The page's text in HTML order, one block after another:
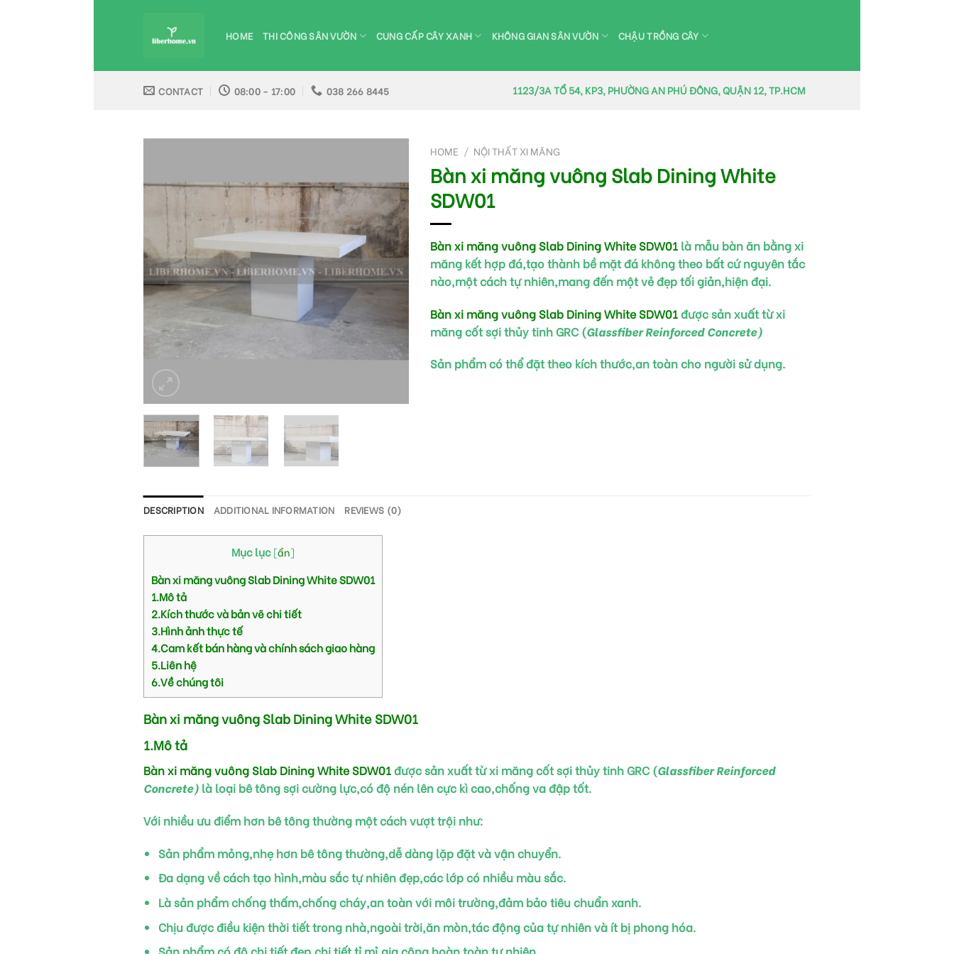
HOME THI CÔNG SÂN VƯỜN CUNG CẤP CÂY XANH KHÔNG GIAN SÂN VƯỜN CHẬU TRỒNG CÂY
CONTACT 08:00 - 17:00 038 266 8445 1123/3A TỔ 54, KP3, PHƯỜNG AN PHÚ ĐÔNG, QUẬN 12, TP.HCM
HOME / NỘI THẤT XI MĂNG
Bàn xi măng vuông Slab Dining White
SDW01
Bàn xi măng vuông Slab Dining White SDW01 là mẫu bàn ăn bằng xi
măng kết hợp đá,tạo thành bề mặt đá không theo bất cứ nguyên tắc
nào,một cách tự nhiên,mang đến một vẻ đẹp tối giản,hiện đại.
Bàn xi măng vuông Slab Dining White SDW01 được sản xuất từ xi
măng cốt sợi thủy tinh GRC (Glassfiber Reinforced Concrete)
Sản phẩm có thể đặt theo kích thước,an toàn cho người sử dụng.
DESCRIPTION ADDITIONAL INFORMATION REVIEWS (0)
Mục lục [ẩn]
Bàn xi măng vuông Slab Dining White SDW01
1.Mô tả
2.Kích thước và bản vẽ chi tiết
3.Hình ảnh thực tế
4.Cam kết bán hàng và chính sách giao hàng
5.Liên hệ
6.Về chúng tôi
Bàn xi măng vuông Slab Dining White SDW01
1.Mô tả
Bàn xi măng vuông Slab Dining White SDW01được sản xuất từ xi măng cốt sợi thủy tinh GRC (Glassfiber Reinforced
Concrete) là loại bê tông sợi cường lực,có độ nén lên cực kì cao,chống va đập tốt.
Với nhiều ưu điểm hơn bê tông thường một cách vượt trội như:
Sản phẩm mỏng,nhẹ hơn bê tông thường,dễ dàng lặp đặt và vận chuyển.
Đa dạng về cách tạo hình,màu sắc tự nhiên đẹp,các lớp có nhiều màu sắc.
Là sản phẩm chống thấm,chống cháy,an toàn với môi trường,đảm bảo tiêu chuẩn xanh.
Chịu được điều kiện thời tiết trong nhà,ngoài trời,ăn mòn,tác động của tự nhiên và ít bị phong hóa.